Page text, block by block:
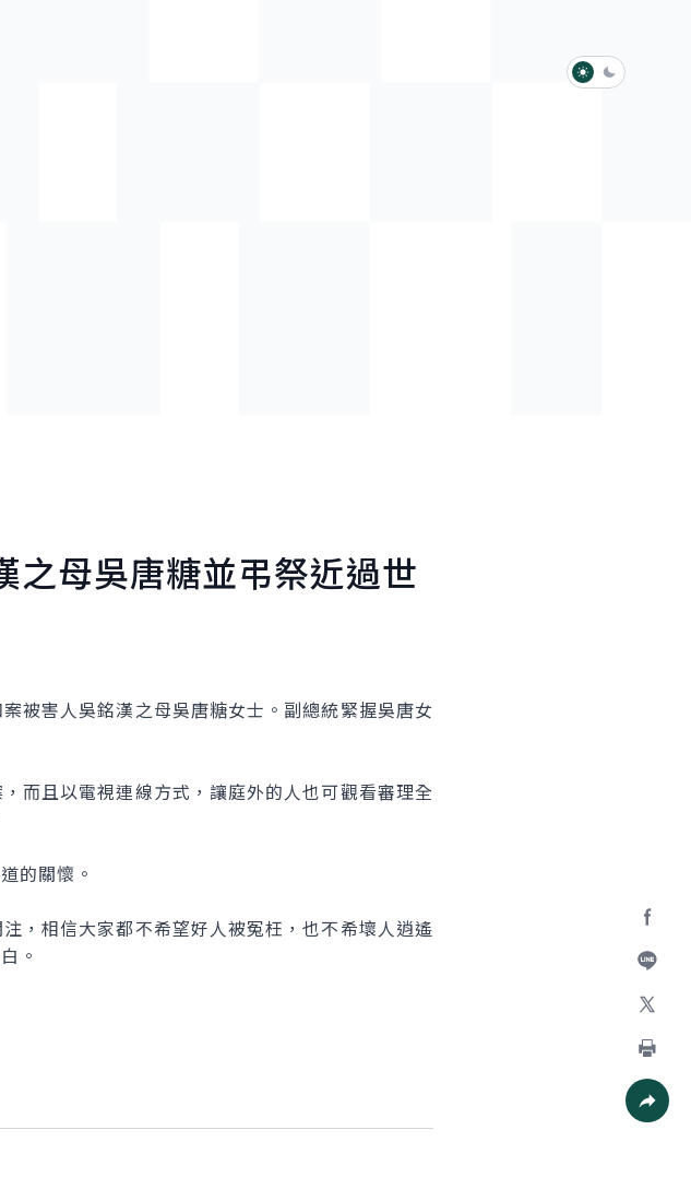
淺色模式
深色模式
加入好
列印
之母吳唐糖並弔祭近過世
害人吳銘漢之母吳唐糖女士。副總統緊握吳唐女
且以電視連線方式，讓庭外的人也可觀看審理全
的關懷。
相信大家都不希望好人被冤枉，也不希壞人逍遙
。